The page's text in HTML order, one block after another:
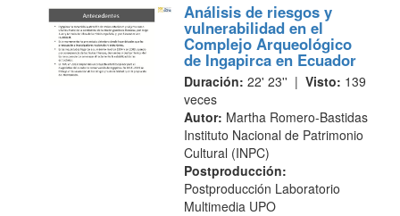
Análisis de riesgos y
vulnerabilidad en el
Complejo Arqueológico
de Ingapirca en Ecuador
Duración: 22' 23'' | Visto: 139
veces
Autor: Martha Romero-Bastidas
Instituto Nacional de Patrimonio
Cultural (INPC)
Postproducción:
Postproducción Laboratorio
Multimedia UPO